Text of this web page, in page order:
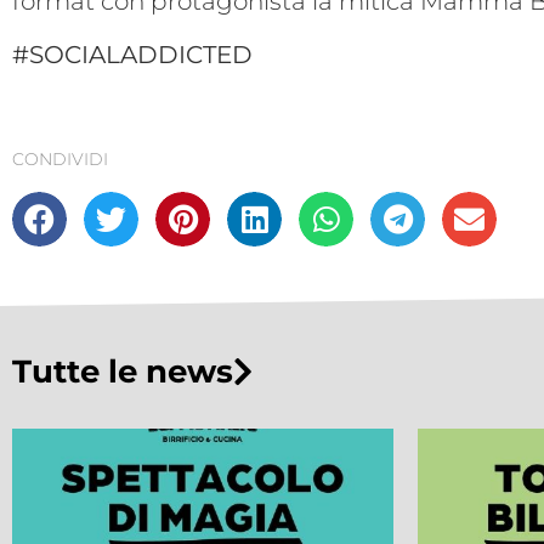
#SOCIALADDICTED
CONDIVIDI
Tutte le news